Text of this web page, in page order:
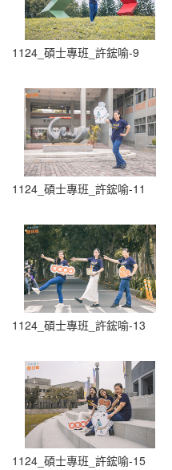
1124_碩士專班_許鋐喻-9
1124_碩士專班_許鋐喻-11
1124_碩士專班_許鋐喻-13
1124_碩士專班_許鋐喻-15